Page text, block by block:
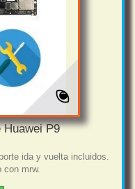
P9
ida y vuelta incluidos.
con mrw.